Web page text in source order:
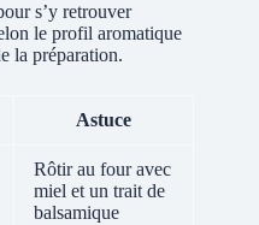
s’y retrouver
le profil aromatique
la préparation.
Astuce
Rôtir au four avec
miel et un trait de
balsamique